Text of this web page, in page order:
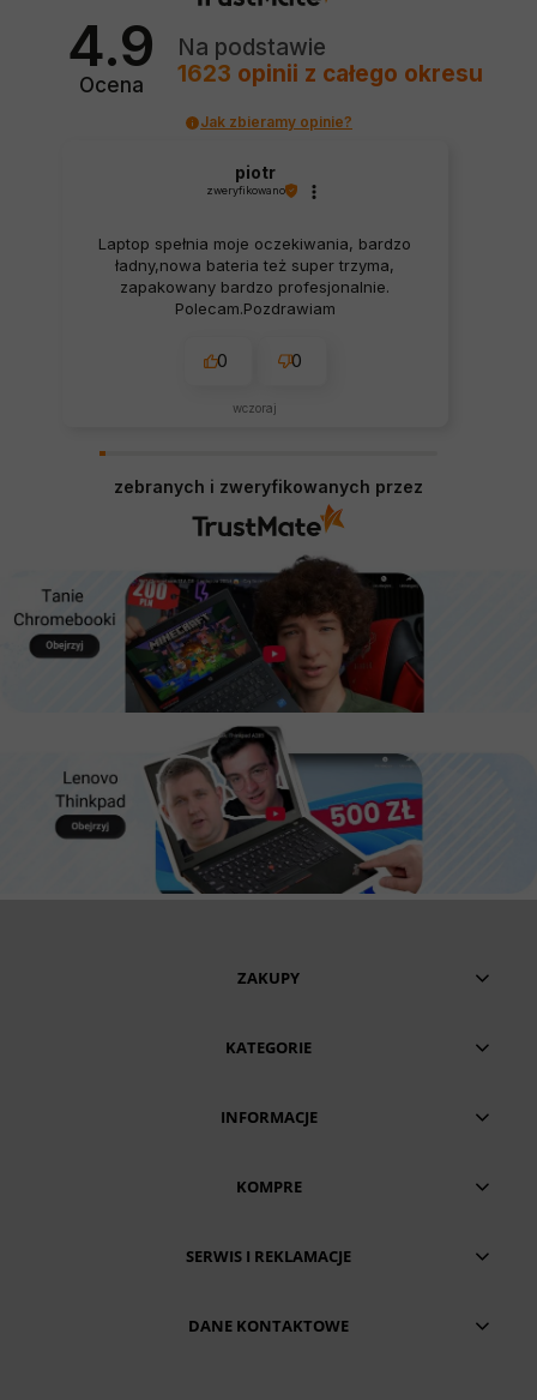
4.9
Ocena
Na podstawie
1623 opinii z całego okresu
Jak zbieramy opinie?
piotr
zweryfikowano
Laptop spełnia moje oczekiwania, bardzo
ładny,nowa bateria też super trzyma,
zapakowany bardzo profesjonalnie.
Polecam.Pozdrawiam
0 0
wczoraj
zebranych i zweryfikowanych przez
ZAKUPY
KATEGORIE
INFORMACJE
KOMPRE
SERWIS I REKLAMACJE
DANE KONTAKTOWE